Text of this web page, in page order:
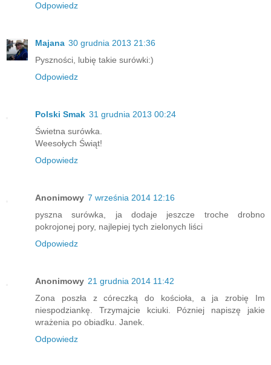
Odpowiedz
Majana 30 grudnia 2013 21:36
Pyszności, lubię takie surówki:)
Odpowiedz
Polski Smak 31 grudnia 2013 00:24
Świetna surówka.
Weesołych Świąt!
Odpowiedz
Anonimowy 7 września 2014 12:16
pyszna surówka, ja dodaje jeszcze troche drobno
pokrojonej pory, najlepiej tych zielonych liści
Odpowiedz
Anonimowy 21 grudnia 2014 11:42
Zona poszła z córeczką do kościoła, a ja zrobię Im
niespodziankę. Trzymajcie kciuki. Pózniej napiszę jakie
wrażenia po obiadku. Janek.
Odpowiedz